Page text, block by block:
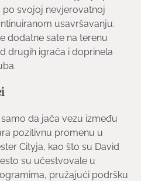
po svojoj nevjerovatnoj
usavršavanju.
dodatne sate na terenu
drugih igrača i doprinela
samo da jača vezu između
pozitivnu promenu u
Cityja, kao što su David
su učestvovale u
pružajući podršku